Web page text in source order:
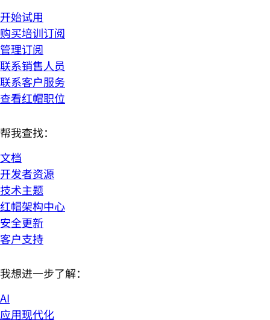
开始试用
购买培训订阅
管理订阅
联系销售人员
联系客户服务
查看红帽职位
帮我查找：
文档
开发者资源
技术主题
红帽架构中心
安全更新
客户支持
我想进一步了解：
AI
应用现代化